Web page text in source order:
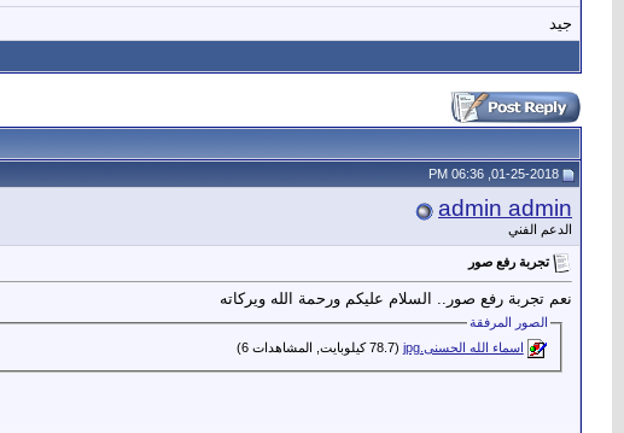
جيد
admin admin
الدعم الفني
تجربة رفع صور
نعم تجربة رفع صور.. السلام عليكم ورحمة الله ويركاته
الصور المرفقة
اسماء الله الحسنى.jpg‏
(78.7 كيلوبايت, المشاهدات 6)